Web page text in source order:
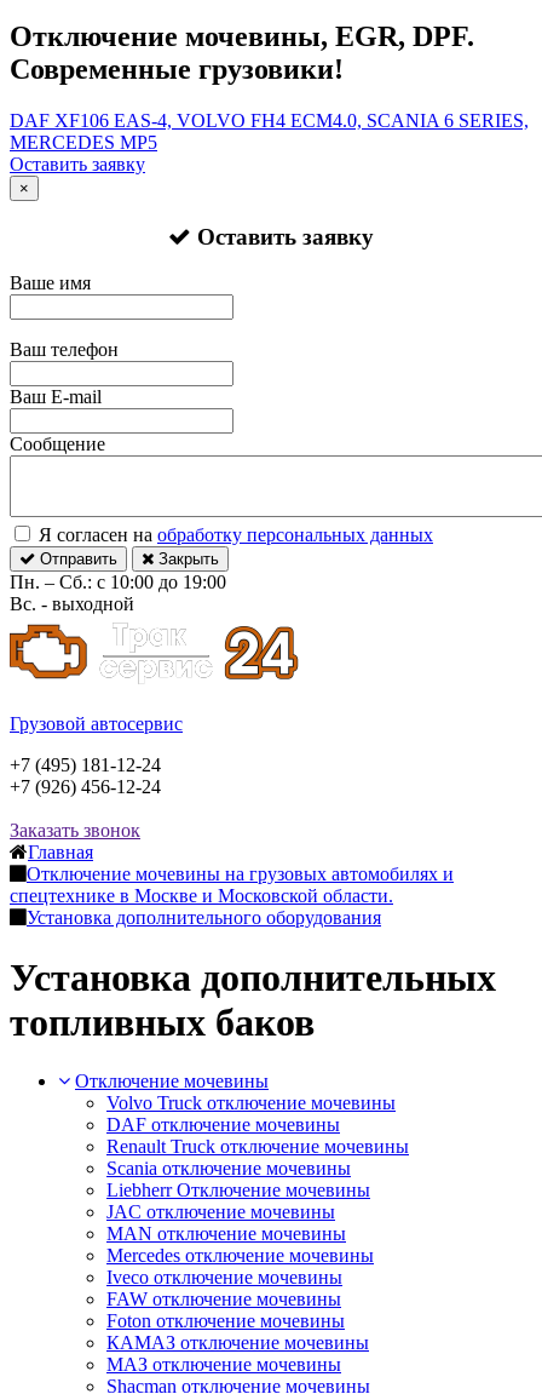
Отключение мочевины, EGR, DPF.
Современные грузовики!
DAF XF106 EAS-4, VOLVO FH4 ECM4.0, SCANIA 6 SERIES,
MERCEDES MP5
Оставить заявку
×
Оставить заявку
Ваше имя
Ваш телефон
Ваш E-mail
Сообщение
Я согласен на обработку персональных данных
Отправить Закрыть
Пн. – Сб.: с 10:00 до 19:00
Вс. - выходной
Грузовой автосервис
+7 (495) 181-12-24
+7 (926) 456-12-24
Заказать звонок
Главная
Отключение мочевины на грузовых автомобилях и
спецтехнике в Москве и Московской области.
Установка дополнительного оборудования
Установка дополнительных
топливных баков
Отключение мочевины
Volvo Truck отключение мочевины
DAF отключение мочевины
Renault Truck отключение мочевины
Scania отключение мочевины
Liebherr Отключение мочевины
JAC отключение мочевины
MAN отключение мочевины
Mercedes отключение мочевины
Iveco отключение мочевины
FAW отключение мочевины
Foton отключение мочевины
КАМАЗ отключение мочевины
МАЗ отключение мочевины
Shacman отключение мочевины